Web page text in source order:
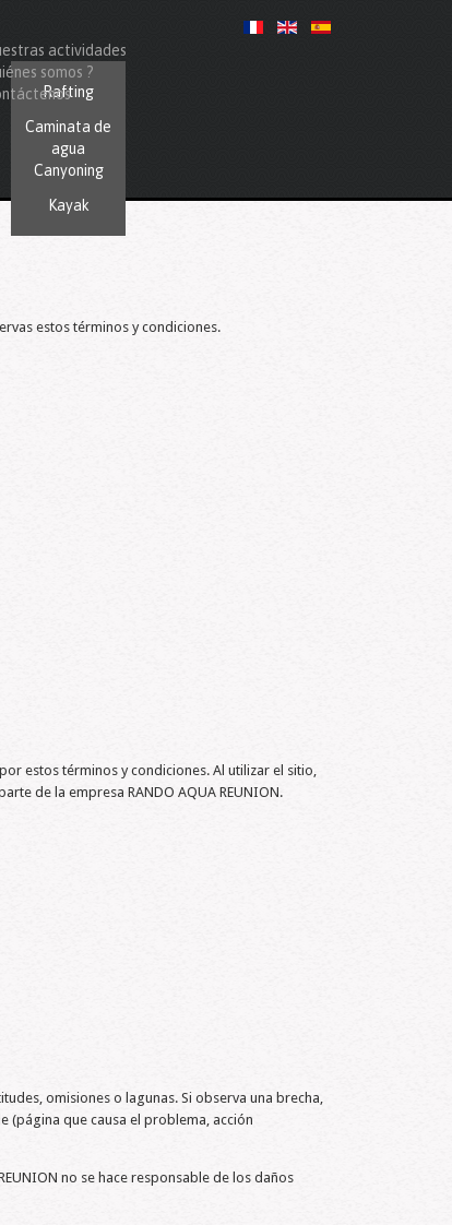
actividades
Rafting
Caminata de
agua
Canyoning
Kayak
somos ?
estos términos y condiciones.
estos términos y condiciones. Al utilizar el sitio,
de la empresa RANDO AQUA REUNION.
omisiones o lagunas. Si observa una brecha,
que causa el problema, acción
no se hace responsable de los daños